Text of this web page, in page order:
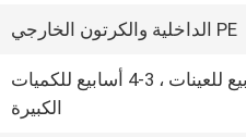
PE الداخلية والكرتون الخارجي
2-3 أسابيع للعينات ، 3-4 أسابيع للكميات
الكبيرة